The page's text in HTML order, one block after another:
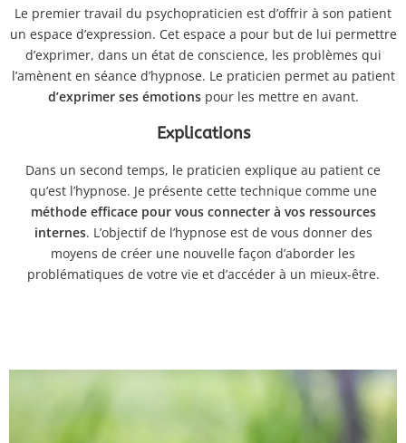
Le premier travail du psychopraticien est d’offrir à son patient
un espace d’expression. Cet espace a pour but de lui permettre
d’exprimer, dans un état de conscience, les problèmes qui
l’amènent en séance d’hypnose. Le praticien permet au patient
d’exprimer ses émotionspour les mettre en avant.
Explications
Dans un second temps, le praticien explique au patient ce
qu’est l’hypnose. Je présente cette technique comme une
méthode efficace pour vous connecter à vos ressources
internes. L’objectif de l’hypnose est de vous donner des
moyens de créer une nouvelle façon d’aborder les
problématiques de votre vie et d’accéder à un mieux-être.